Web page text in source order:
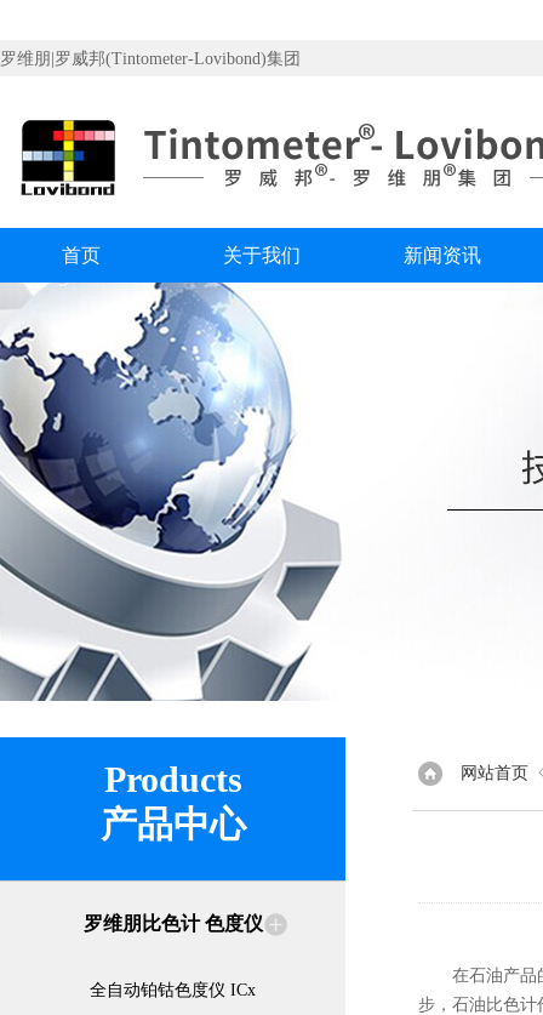
罗维朋|罗威邦(Tintometer-Lovibond)集团
首页 关于我们 新闻资讯
Products
产品中心
罗维朋比色计 色度仪
全自动铂钴色度仪 ICx
网站首页
在石油产品的
步，石油比色计